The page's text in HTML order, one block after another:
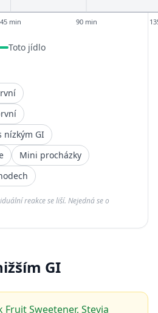
45 min 90 min
Toto jídlo
nízkým GI
Mini procházky
reakce se liší. Nejedná se o
GI
Sweetener, Stevia